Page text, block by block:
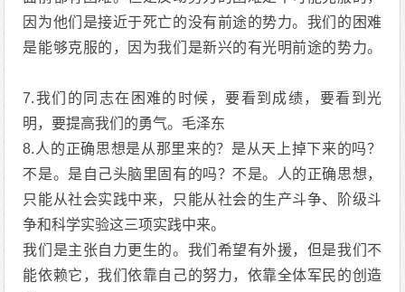
因为他们是接近于死亡的没有前途的势力。我们的困难
是能够克服的，因为我们是新兴的有光明前途的势力。
7.我们的同志在困难的时候，要看到成绩，要看到光
明，要提高我们的勇气。毛泽东
8.人的正确思想是从那里来的？是从天上掉下来的吗？
不是。是自己头脑里固有的吗？不是。人的正确思想，
只能从社会实践中来，只能从社会的生产斗争、阶级斗
争和科学实验这三项实践中来。
我们是主张自力更生的。我们希望有外援，但是我们不
能依赖它，我们依靠自己的努力，依靠全体军民的创造